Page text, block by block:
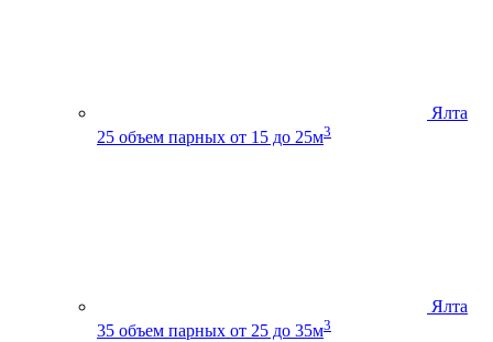
Ялта
25 объем парных от 15 до 25м3
Ялта
35 объем парных от 25 до 35м3